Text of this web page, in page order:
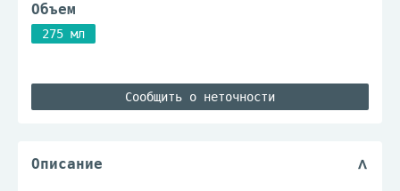
Объем
275 мл
Сообщить о неточности
Описание